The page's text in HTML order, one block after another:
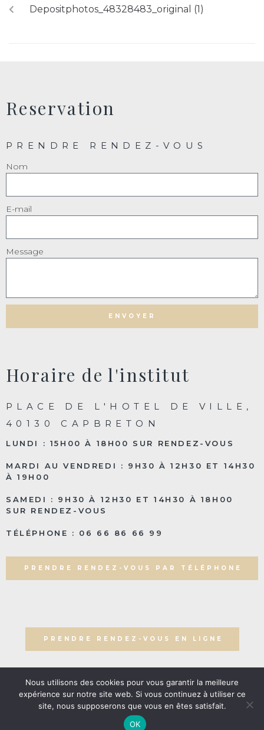
Depositphotos_48328483_original (1)
Reservation
PRENDRE RENDEZ-VOUS
Nom
E-mail
Message
ENVOYER
Horaire de l'institut
PLACE DE L'HOTEL DE VILLE,
40130 CAPBRETON
LUNDI : 15H00 À 18H00 SUR RENDEZ-VOUS
MARDI AU VENDREDI : 9H30 À 12H30 ET 14H30
À 19H00
SAMEDI : 9H30 À 12H30 ET 14H30 À 18H00
SUR RENDEZ-VOUS
TÉLÉPHONE : 06 66 86 66 99
PRENDRE RENDEZ-VOUS PAR TÉLÉPHONE
PRENDRE RENDEZ-VOUS EN LIGNE
© 2023 Beauty Shop Bio. tous droits réservés. | Réalisation
Nouveausoft.com|Mentions légales|Politique de
confidentialité
Nous utilisons des cookies pour vous garantir la meilleure
expérience sur notre site web. Si vous continuez à utiliser ce
site, nous supposerons que vous en êtes satisfait.
OK